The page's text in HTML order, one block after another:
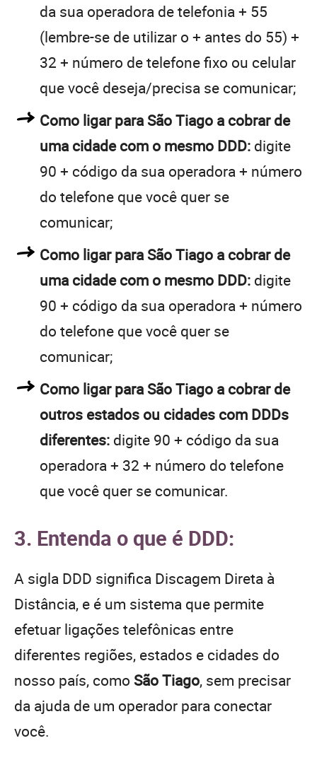
da sua operadora de telefonia + 55
(lembre-se de utilizar o + antes do 55) +
32 + número de telefone fixo ou celular
que você deseja/precisa se comunicar;
Como ligar para São Tiago a cobrar de
uma cidade com o mesmo DDD: digite
90 + código da sua operadora + número
do telefone que você quer se
comunicar;
Como ligar para São Tiago a cobrar de
uma cidade com o mesmo DDD: digite
90 + código da sua operadora + número
do telefone que você quer se
comunicar;
Como ligar para São Tiago a cobrar de
outros estados ou cidades com DDDs
diferentes: digite 90 + código da sua
operadora + 32 + número do telefone
que você quer se comunicar.
3. Entenda o que é DDD:
A sigla DDD significa Discagem Direta à
Distância, e é um sistema que permite
efetuar ligações telefônicas entre
diferentes regiões, estados e cidades do
nosso país, como São Tiago, sem precisar
da ajuda de um operador para conectar
você.